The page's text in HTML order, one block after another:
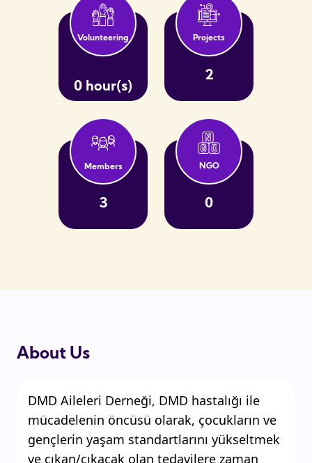
Volunteering
0 hour(s)
Projects
2
Members
3
NGO
0
About Us
DMD Aileleri Derneği, DMD hastalığı ile
mücadelenin öncüsü olarak, çocukların ve
gençlerin yaşam standartlarını yükseltmek
ve çıkan/çıkacak olan tedavilere zaman